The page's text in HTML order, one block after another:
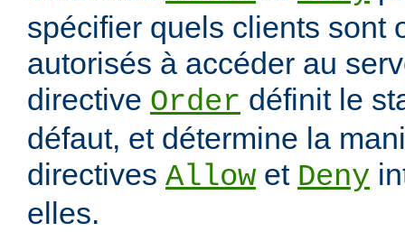
spécifier quels clients sont
autorisés à accéder au
directive Order définit le
défaut, et détermine la
directives Allow et Deny
elles.